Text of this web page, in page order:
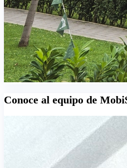
Conoce al equipo de